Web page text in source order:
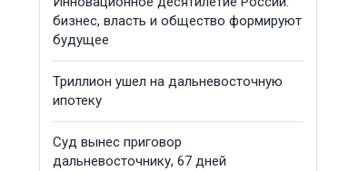
бизнес, власть и общество формируют
будущее
Триллион ушел на дальневосточную
ипотеку
Суд вынес приговор
дальневосточнику, 67 дней